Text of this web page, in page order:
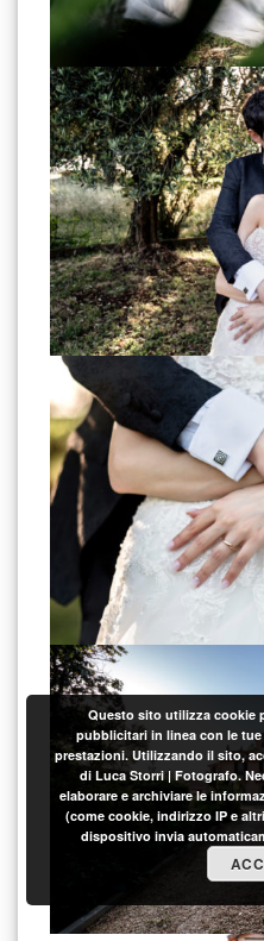
Questo sito utilizza cookie
pubblicitari in linea con le
prestazioni. Utilizzando il sito,
di Luca Storri | Fotografo.
elaborare e archiviare le
(come cookie, indirizzo IP e
dispositivo invia